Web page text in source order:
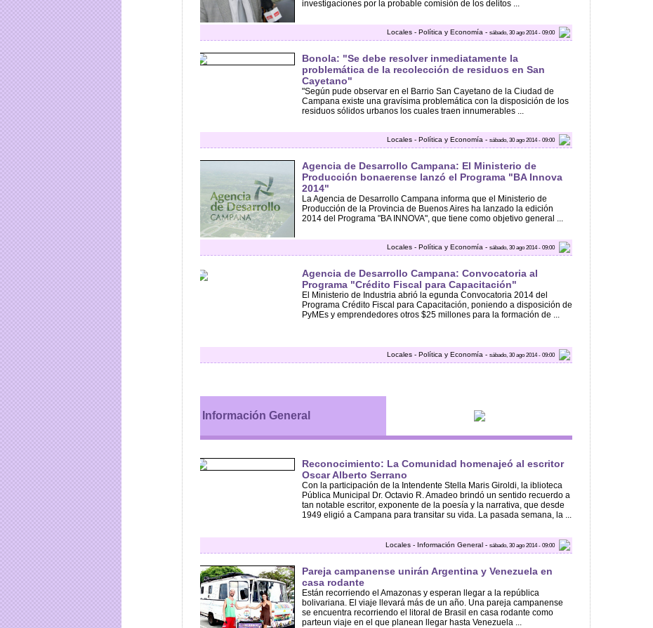
investigaciones por la probable comisión de los delitos ...
Locales - Política y Economía - sábado, 30 ago 2014 - 09:00
Bonola: "Se debe resolver inmediatamente la
problemática de la recolección de residuos en San
Cayetano"
"Según pude observar en el Barrio San Cayetano de la Ciudad de
Campana existe una gravísima problemática con la disposición de los
residuos sólidos urbanos los cuales traen innumerables ...
Locales - Política y Economía - sábado, 30 ago 2014 - 09:00
Agencia de Desarrollo Campana: El Ministerio de
Producción bonaerense lanzó el Programa "BA Innova
2014"
La Agencia de Desarrollo Campana informa que el Ministerio de
Producción de la Provincia de Buenos Aires ha lanzado la edición
2014 del Programa "BA INNOVA", que tiene como objetivo general ...
Locales - Política y Economía - sábado, 30 ago 2014 - 09:00
Agencia de Desarrollo Campana: Convocatoria al
Programa "Crédito Fiscal para Capacitación"
El Ministerio de Industria abrió la egunda Convocatoria 2014 del
Programa Crédito Fiscal para Capacitación, poniendo a disposición de
PyMEs y emprendedores otros $25 millones para la formación de ...
Locales - Política y Economía - sábado, 30 ago 2014 - 09:00
Información General
Reconocimiento: La Comunidad homenajeó al escritor
Oscar Alberto Serrano
Con la participación de la Intendente Stella Maris Giroldi, la iblioteca
Pública Municipal Dr. Octavio R. Amadeo brindó un sentido recuerdo a
tan notable escritor, exponente de la poesía y la narrativa, que desde
1949 eligió a Campana para transitar su vida. La pasada semana, la ...
Locales - Información General - sábado, 30 ago 2014 - 09:00
Pareja campanense unirán Argentina y Venezuela en
casa rodante
Están recorriendo el Amazonas y esperan llegar a la república
bolivariana. El viaje llevará más de un año. Una pareja campanense
se encuentra recorriendo el litoral de Brasil en casa rodante como
parteun viaje en el que planean llegar hasta Venezuela ...